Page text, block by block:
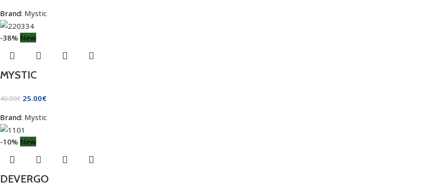
Brand: Mystic
-38% New
MYSTIC
40.00€ 25.00€
Brand: Mystic
-10% New
DEVERGO